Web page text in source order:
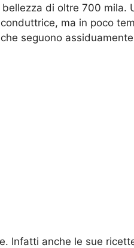
di oltre 700 mila.
ma in poco
seguono
Infatti anche le sue